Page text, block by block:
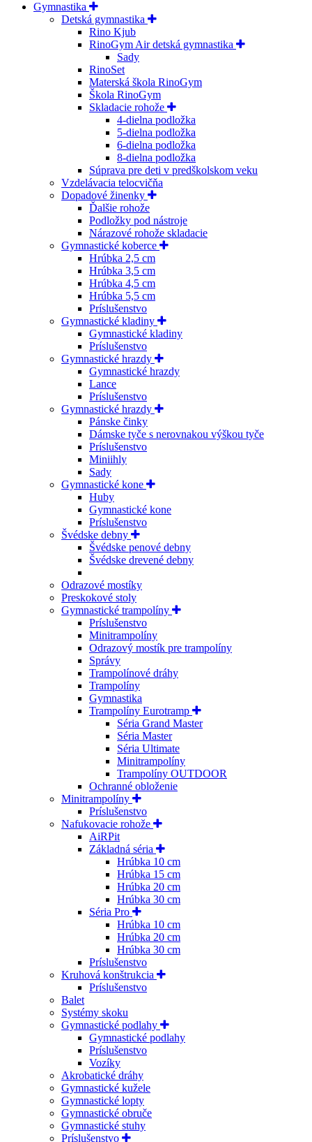
Gymnastika
Detská gymnastika
Rino Kjub
RinoGym Air detská gymnastika
Sady
RinoSet
Materská škola RinoGym
Škola RinoGym
Skladacie rohože
4-dielna podložka
5-dielna podložka
6-dielna podložka
8-dielna podložka
Súprava pre deti v predškolskom veku
Vzdelávacia telocvičňa
Dopadové žinenky
Ďalšie rohože
Podložky pod nástroje
Nárazové rohože skladacie
Gymnastické koberce
Hrúbka 2,5 cm
Hrúbka 3,5 cm
Hrúbka 4,5 cm
Hrúbka 5,5 cm
Príslušenstvo
Gymnastické kladiny
Gymnastické kladiny
Príslušenstvo
Gymnastické hrazdy
Gymnastické hrazdy
Lance
Príslušenstvo
Gymnastické hrazdy
Pánske činky
Dámske tyče s nerovnakou výškou tyče
Príslušenstvo
Miniihly
Sady
Gymnastické kone
Huby
Gymnastické kone
Príslušenstvo
Švédske debny
Švédske penové debny
Švédske drevené debny
Odrazové mostíky
Preskokové stoly
Gymnastické trampolíny
Príslušenstvo
Minitrampolíny
Odrazový mostík pre trampolíny
Správy
Trampolínové dráhy
Trampolíny
Gymnastika
Trampolíny Eurotramp
Séria Grand Master
Séria Master
Séria Ultimate
Minitrampolíny
Trampolíny OUTDOOR
Ochranné obloženie
Minitrampolíny
Príslušenstvo
Nafukovacie rohože
AiRPit
Základná séria
Hrúbka 10 cm
Hrúbka 15 cm
Hrúbka 20 cm
Hrúbka 30 cm
Séria Pro
Hrúbka 10 cm
Hrúbka 20 cm
Hrúbka 30 cm
Príslušenstvo
Kruhová konštrukcia
Príslušenstvo
Balet
Systémy skoku
Gymnastické podlahy
Gymnastické podlahy
Príslušenstvo
Vozíky
Akrobatické dráhy
Gymnastické kužele
Gymnastické lopty
Gymnastické obruče
Gymnastické stuhy
Príslušenstvo